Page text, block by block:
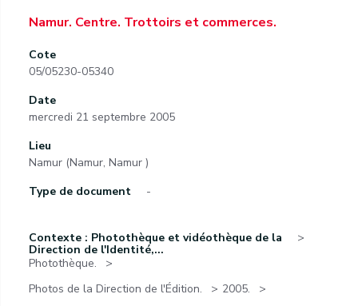
Namur. Centre. Trottoirs et commerces.
Cote
05/05230-05340
Date
mercredi 21 septembre 2005
Lieu
Namur (Namur, Namur )
Type de document
-
Contexte : Photothèque et vidéothèque de la
Direction de l'Identité,...
Photothèque.
Photos de la Direction de l'Édition.
2005.